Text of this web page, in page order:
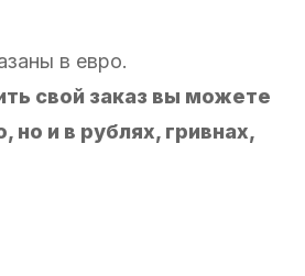
в евро.
свой заказ вы можете
но и в рублях, гривнах,